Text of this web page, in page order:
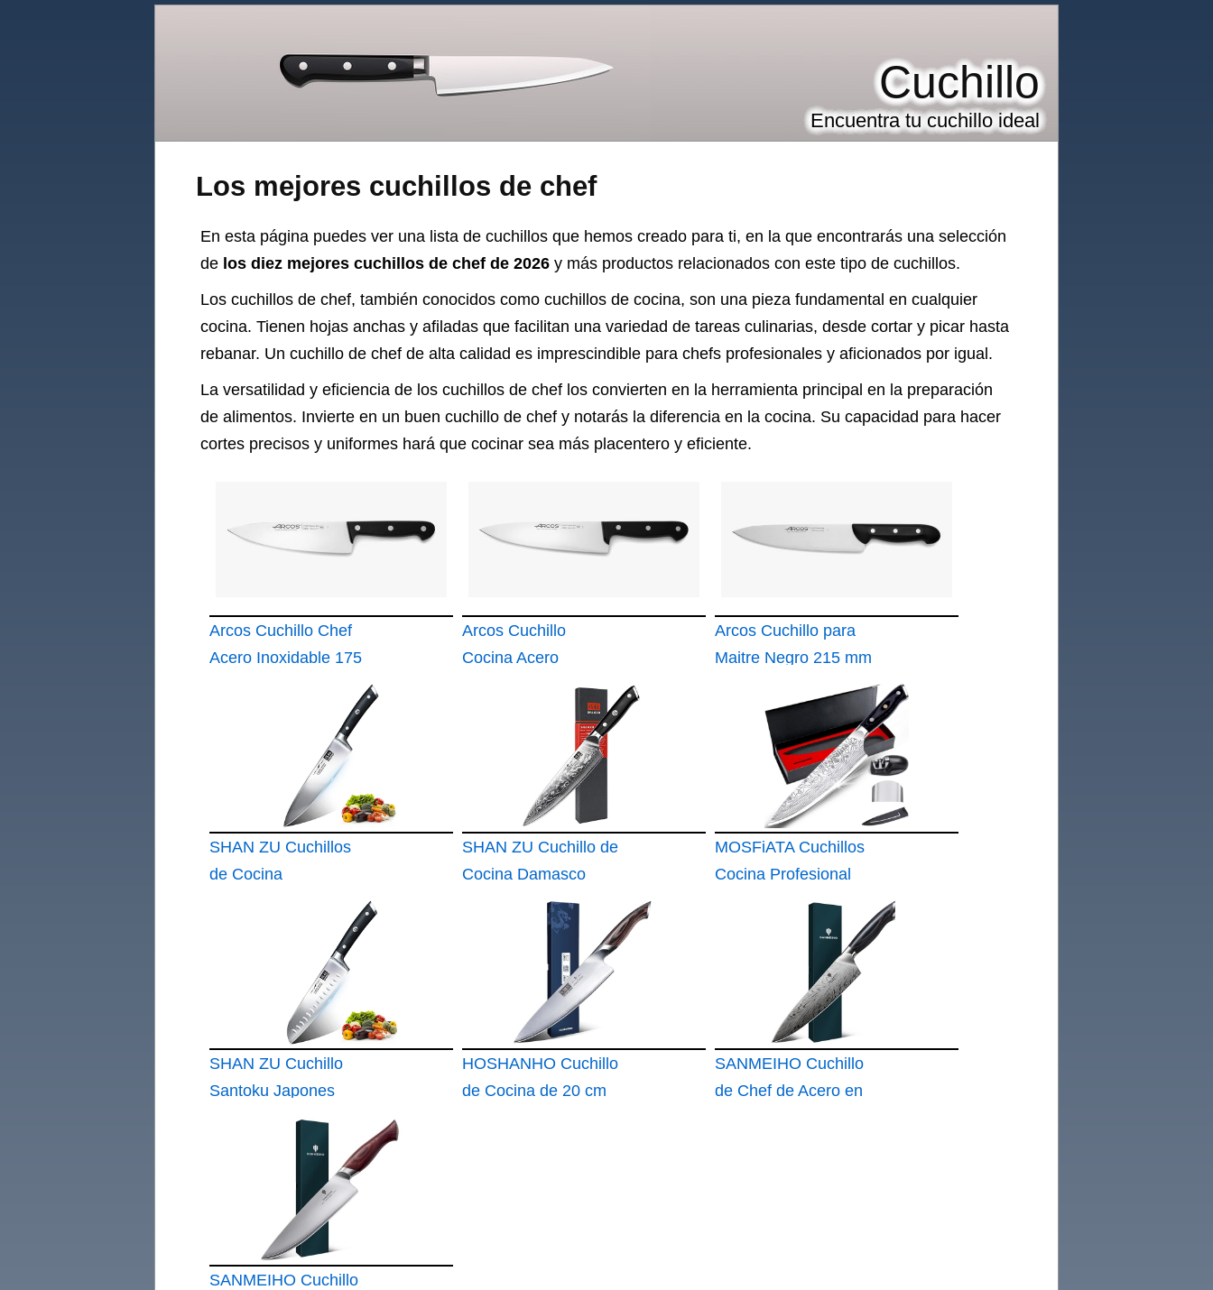
Los mejores cuchillos de chef
Cuchillo
Encuentra tu cuchillo ideal
En esta página puedes ver una lista de cuchillos que hemos creado para ti, en la que encontrarás una selección
de los diez mejores cuchillos de chef de 2026 y más productos relacionados con este tipo de cuchillos.
Los cuchillos de chef, también conocidos como cuchillos de cocina, son una pieza fundamental en cualquier
cocina. Tienen hojas anchas y afiladas que facilitan una variedad de tareas culinarias, desde cortar y picar hasta
rebanar. Un cuchillo de chef de alta calidad es imprescindible para chefs profesionales y aficionados por igual.
La versatilidad y eficiencia de los cuchillos de chef los convierten en la herramienta principal en la preparación
de alimentos. Invierte en un buen cuchillo de chef y notarás la diferencia en la cocina. Su capacidad para hacer
cortes precisos y uniformes hará que cocinar sea más placentero y eficiente.
Arcos Cuchillo Chef
Acero Inoxidable 175
Arcos Cuchillo
Cocina Acero
Inoxidable 200 mm
Arcos Cuchillo para
Maitre Negro 215 mm
SHAN ZU Cuchillos
de Cocina
SHAN ZU Cuchillo de
Cocina Damasco
MOSFiATA Cuchillos
Cocina Profesional
20cm Cuchillo
SHAN ZU Cuchillo
Santoku Japones
HOSHANHO Cuchillo
de Cocina de 20 cm
SANMEIHO Cuchillo
de Chef de Acero en
SANMEIHO Cuchillo